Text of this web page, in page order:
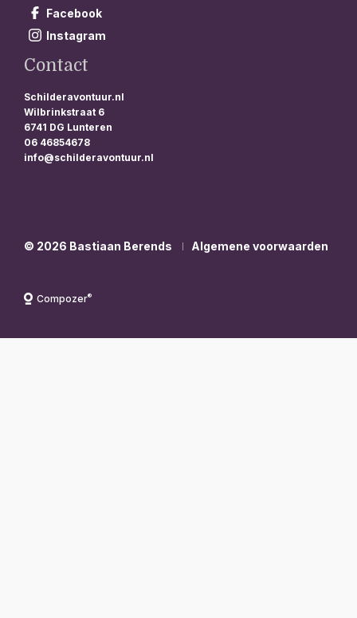
Facebook
Instagram
Contact
Schilderavontuur.nl
Wilbrinkstraat 6
6741 DG Lunteren
06 46854678
info@schilderavontuur.nl
© 2026 Bastiaan Berends Algemene voorwaarden
Compozer®